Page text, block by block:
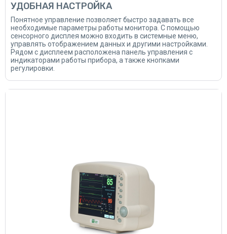
УДОБНАЯ НАСТРОЙКА
Понятное управление позволяет быстро задавать все
необходимые параметры работы монитора. С помощью
сенсорного дисплея можно входить в системные меню,
управлять отображением данных и другими настройками.
Рядом с дисплеем расположена панель управления с
индикаторами работы прибора, а также кнопками
регулировки.